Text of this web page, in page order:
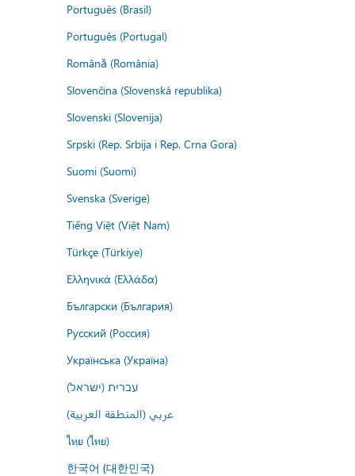
Português (Brasil)
Português (Portugal)
Română (România)
Slovenčina (Slovenská republika)
Slovenski (Slovenija)
Srpski (Rep. Srbija i Rep. Crna Gora)
Suomi (Suomi)
Svenska (Sverige)
Tiếng Việt (Việt Nam)
Türkçe (Türkiye)
Ελληνικά (Ελλάδα)
Български (България)
Русский (Россия)
Українська (Україна)
עברית (ישראל)
عربي (المنطقة العربية)
ไทย (ไทย)
한국어 (대한민국)